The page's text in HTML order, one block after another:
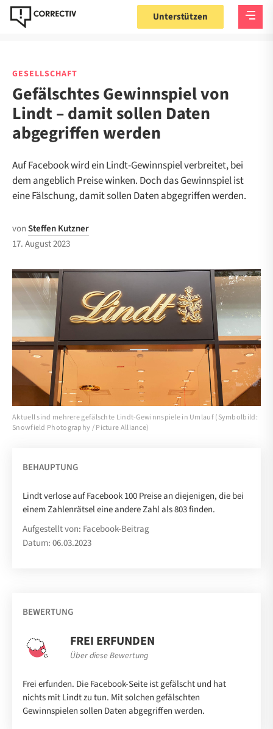
Unterstützen
GESELLSCHAFT
Gefälschtes Gewinnspiel von
Lindt – damit sollen Daten
abgegriffen werden
Auf Facebook wird ein Lindt-Gewinnspiel verbreitet, bei
dem angeblich Preise winken. Doch das Gewinnspiel ist
eine Fälschung, damit sollen Daten abgegriffen werden.
vonSteffen Kutzner
17. August 2023
Aktuell sind mehrere gefälschte Lindt-Gewinnspiele in Umlauf (Symbolbild:
Snowfield Photography / Picture Alliance)
BEHAUPTUNG
Lindt verlose auf Facebook 100 Preise an diejenigen, die bei
einem Zahlenrätsel eine andere Zahl als 803 finden.
Aufgestellt von: Facebook-Beitrag
Datum: 06.03.2023
BEWERTUNG
FREI ERFUNDEN
Über diese Bewertung
Frei erfunden. Die Facebook-Seite ist gefälscht und hat
nichts mit Lindt zu tun. Mit solchen gefälschten
Gewinnspielen sollen Daten abgegriffen werden.